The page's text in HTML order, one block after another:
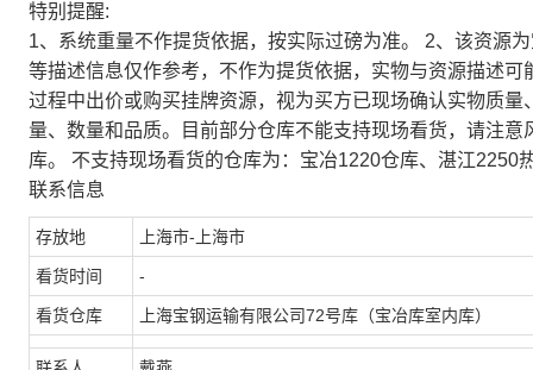
特别提醒:
1、系统重量不作提货依据，按实际过磅为准。 2、该资源
等描述信息仅作参考，不作为提货依据，实物与资源描述
过程中出价或购买挂牌资源，视为买方已现场确认实物质
量、数量和品质。目前部分仓库不能支持现场看货，请注
库。 不支持现场看货的仓库为：宝冶1220仓库、湛江2250
联系信息
存放地 上海市-上海市
看货时间 -
看货仓库 上海宝钢运输有限公司72号库（宝冶库室内库）